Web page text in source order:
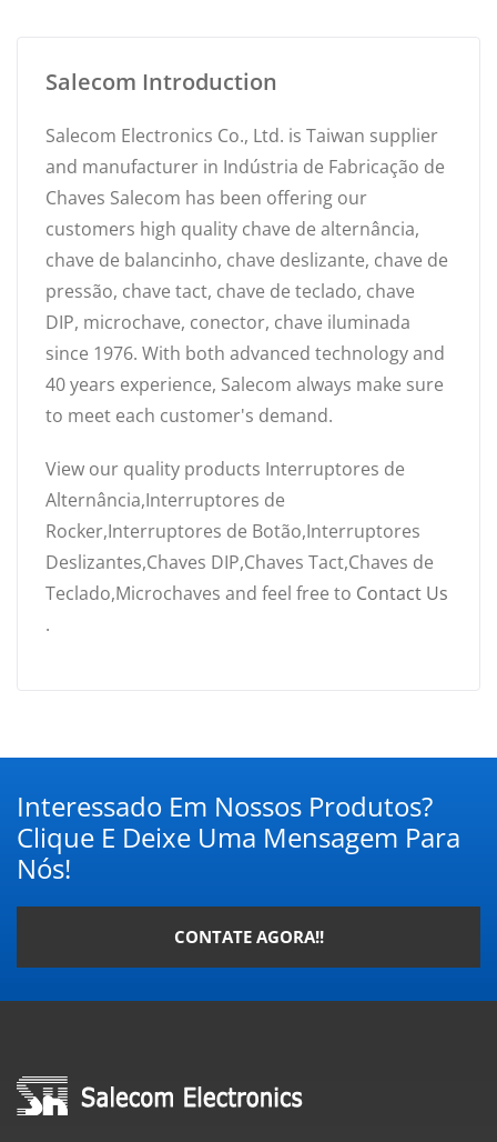
Salecom Introduction
Salecom Electronics Co., Ltd. is Taiwan supplier
and manufacturer in Indústria de Fabricação de
Chaves Salecom has been offering our
customers high quality chave de alternância,
chave de balancinho, chave deslizante, chave de
pressão, chave tact, chave de teclado, chave
DIP, microchave, conector, chave iluminada
since 1976. With both advanced technology and
40 years experience, Salecom always make sure
to meet each customer's demand.
View our quality products Interruptores de
Alternância,Interruptores de
Rocker,Interruptores de Botão,Interruptores
Deslizantes,Chaves DIP,Chaves Tact,Chaves de
Teclado,Microchaves and feel free to Contact Us
.
Interessado Em Nossos Produtos?
Clique E Deixe Uma Mensagem Para
Nós!
CONTATE AGORA!!